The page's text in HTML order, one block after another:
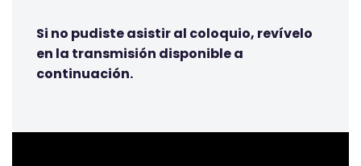
Si no pudiste asistir al coloquio, revívelo
en la transmisión disponible a
continuación.